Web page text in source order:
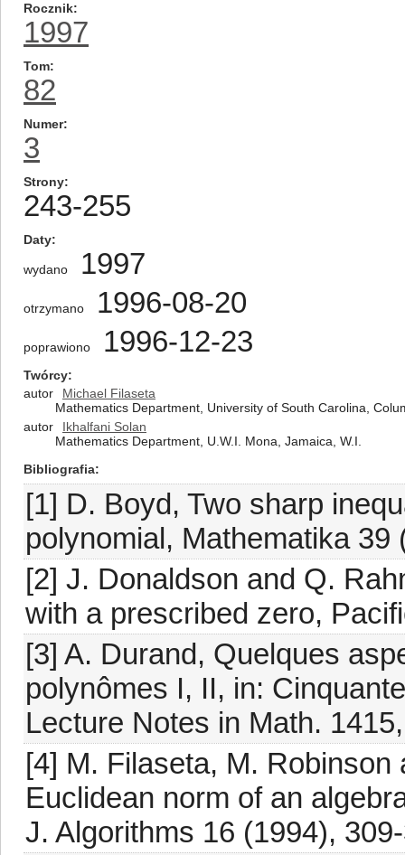
Rocznik
1997
Tom
82
Numer
3
Strony
243-255
Daty
wydano 1997
otrzymano 1996-08-20
poprawiono 1996-12-23
Twórcy
autor
Michael Filaseta
Mathematics Department, University of South Carolina,
autor
Ikhalfani Solan
Mathematics Department, U.W.I. Mona, Jamaica, W.I.
Bibliografia
[1] D. Boyd, Two sharp
polynomial, Mathematika 39
[2] J. Donaldson and Q.
with a prescribed zero,
[3] A. Durand, Quelques
polynômes I, II, in:
Lecture Notes in Math.
[4] M. Filaseta, M. Robinson
Euclidean norm of an
J. Algorithms 16 (1994),